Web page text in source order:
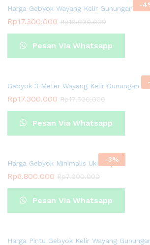
-4
Harga Gebyok Wayang Kelir Gunungan 3
Rp17.300.000 Rp18.000.000
Pesan Via Whatsapp
-
Gebyok 3 Meter Wayang Kelir Gunungan
Rp17.300.000 Rp17.500.000
Pesan Via Whatsapp
-3%
Harga Gebyok Minimalis Ukir Jepara
Rp6.800.000 Rp7.000.000
Pesan Via Whatsapp
Harga Pintu Gebyok Kelir Wayang